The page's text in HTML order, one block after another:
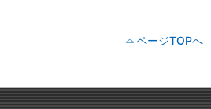
ページTOPへ